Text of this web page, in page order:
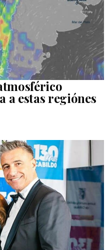
a estas regiónes